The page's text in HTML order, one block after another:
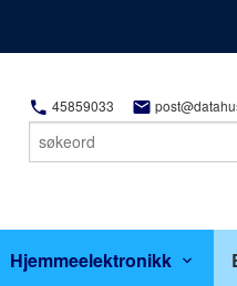
45859033
Hjemmeelektronikk